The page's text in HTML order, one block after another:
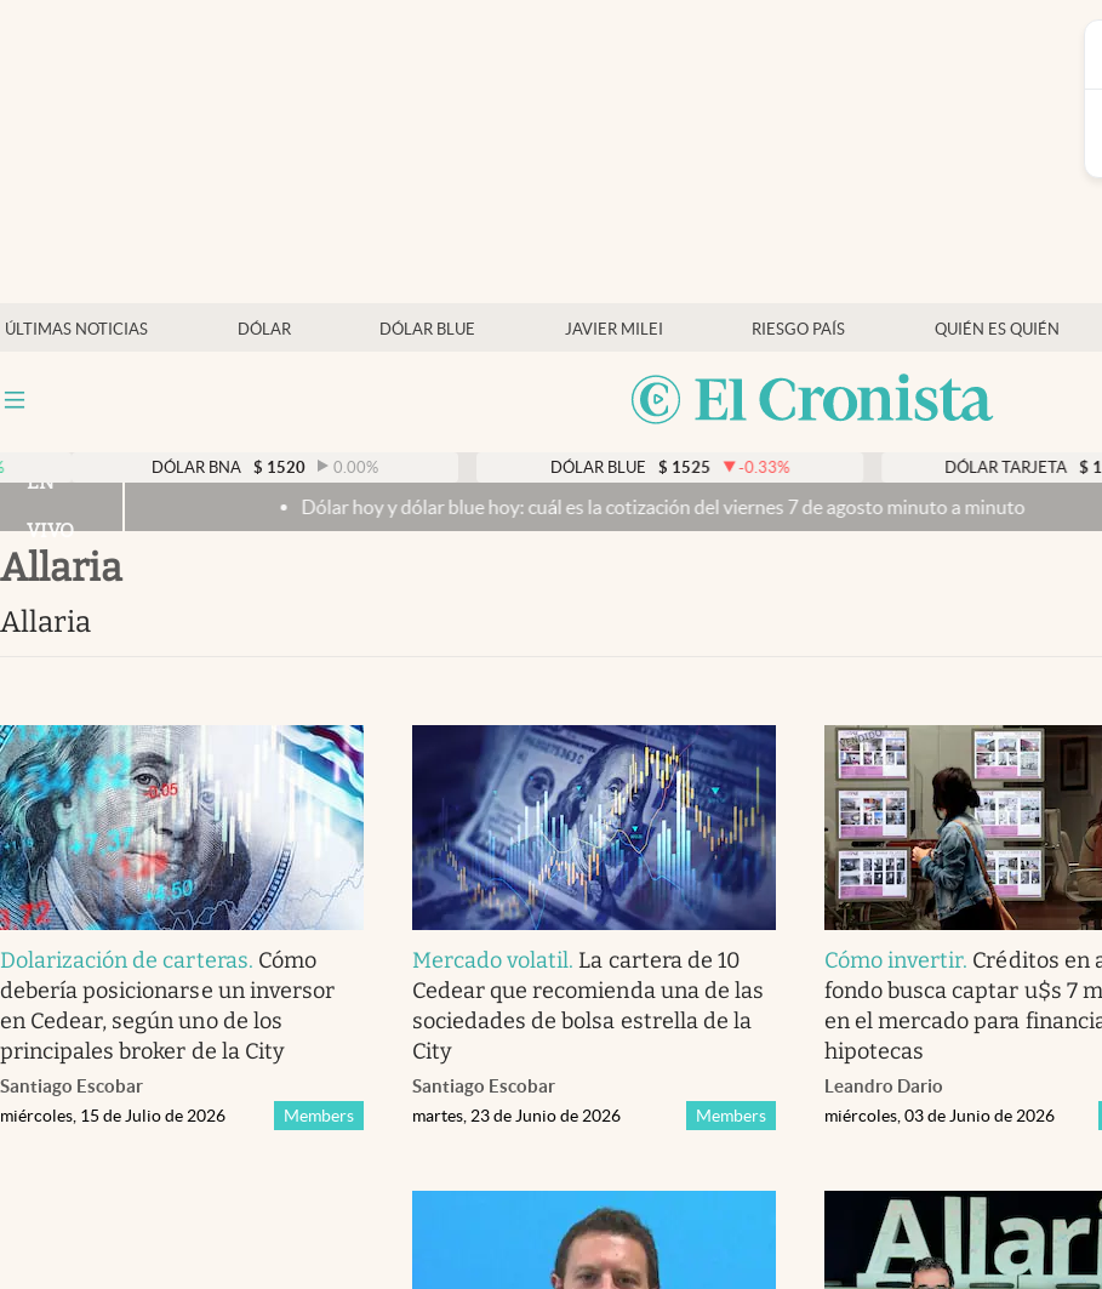
ÚLTIMAS NOTICIAS DÓLAR DÓLAR BLUE JAVIER MILEI RIESGO PAÍS QUIÉN ES QUIÉN
Mercados Online
Otras secciones
Infotechnology
Eventos Corporativos
El Cronista Studio
Mediakit
abre en nueva pestaña
DÓLAR BNA $ 1520 0.00% DÓLAR BLUE $ 1525 -0.33 % DÓLAR TARJETA $ 1976
EN
VIVO
Dólar hoy y dólar blue hoy: cuál es la cotización del viernes 7 de agosto minuto a minuto
allaria
allaria
Dolarización de carteras. Cómo
debería posicionarse un inversor
en Cedear, según uno de los
principales broker de la City
Santiago Escobar
Members
miércoles, 15 de Julio de 2026
Mercado volatil. La cartera de 10
Cedear que recomienda una de las
sociedades de bolsa estrella de la
City
Santiago Escobar
Members
martes, 23 de Junio de 2026
Cómo invertir. Créditos en
fondo busca captar u$s 7
en el mercado para
hipotecas
Leandro Dario
miércoles, 03 de Junio de 2026